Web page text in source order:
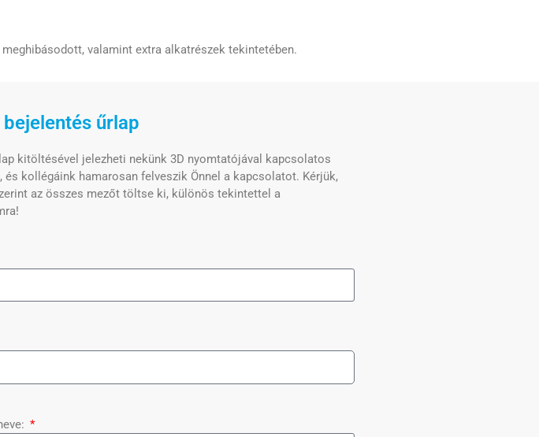
valamint extra alkatrészek tekintetében.
űrlap
kitöltésével jelezheti nekünk 3D nyomtatójával kapcsolatos
és kollégáink hamarosan felveszik Önnel a kapcsolatot. Kérjük,
az összes mezőt töltse ki, különös tekintettel a